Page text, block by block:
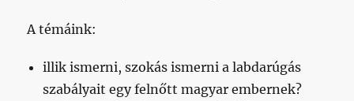
A témáink:
illik ismerni, szokás ismerni a labdarúgás
szabályait egy felnőtt magyar embernek?